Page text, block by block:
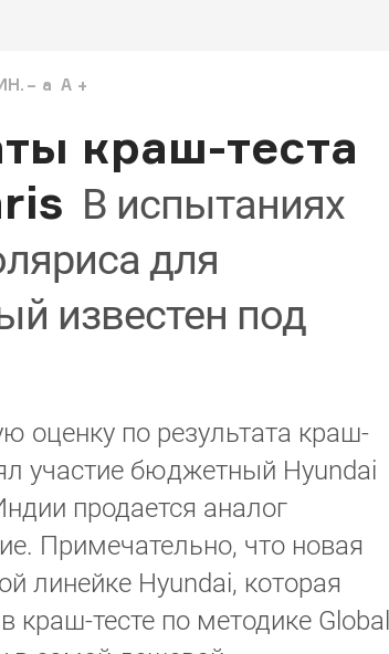
a A
краш-теста
В испытаниях
для
известен под
оценку по результата краш-
участие бюджетный Hyundai
продается аналог
Примечательно, что новая
линейке Hyundai, которая
краш-тесте по методике Global